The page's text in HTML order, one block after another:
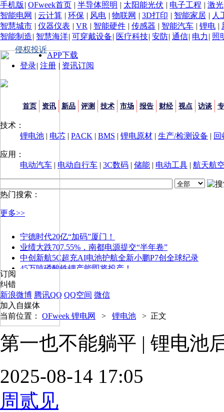
手机版 | OFweek首页 | 半导体照明 | 太阳能光伏 | 电子工程 | 激光
智能电网 | 云计算 | 环保 | 风电 | 物联网 | 3D打印 | 智能家居 | 人
智慧城市 | 仪器仪表 | VR | 智能硬件 | 传感器 | 智能汽车 | 锂电 |
智能制造| 智慧海洋| 可穿戴设备| 医疗科技| 安防| 通信| 电力 | 照
侵权投诉
APP下载
登录| 注册 | 资讯订阅
首页 资讯 新品 评测 技术 市场 报告 财经 视点 访谈
技术：
锂电池 | 电芯 | PACK | BMS | 锂电原材 | 生产/检测设备 | 回
应用：
电动汽车 | 电动自行车 | 3C数码 | 储能 | 电动工具 | 航天航
热门搜索：
更多>>
宁德时代20亿“加码”厦门！
业绩大跌707.55%，南都电源提交“半年卷”
中创新航5C超充AI电池护航全新小鹏P7创全球纪录
45万吨磷酸铁锂产能即将投产！
订阅
纠错
新浪微博 腾讯QQ QQ空间 微信
加入自媒体
当前位置： OFweek 锂电网 > 锂电池 > 正文
第一也不能躺平 | 锂电池
2025-08-14 17:05
周贰见